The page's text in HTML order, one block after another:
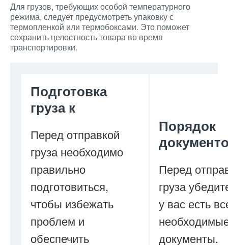
Для грузов, требующих особой температурного
режима, следует предусмотреть упаковку с
термопленкой или термобоксами. Это поможет
сохранить целостность товара во время
транспортировки.
Подготовка
груза к
Перед отправкой
груза необходимо
правильно
подготовиться,
чтобы избежать
проблем и
обеспечить
Порядок
Перед
груза
у вас есть
документы.